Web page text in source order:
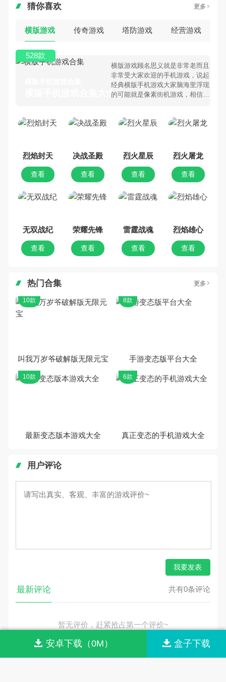
猜你喜欢 更多
横版游戏 传奇游戏 塔防游戏 经营游戏
横版手机游戏合集大全 >
横版游戏顾名思义就是非常老而且
非常受大家欢迎的手机游戏，说起
经典横版手机游戏大家脑海里浮现
的可能就是像素街机游戏，相信很
版手机游戏有哪些呢？游戏今天，
集，欢迎大家前来选择下载体验
528款
烈焰封天
查看
决战圣殿
查看
烈火星辰
查看
烈火屠龙
查看
无双战纪
查看
荣耀先锋
查看
雷霆战魂
查看
烈焰雄心
查看
热门合集 更多
叫我万岁爷破解版无限元宝
10款
手游变态版平台大全
8款
最新变态版本游戏大全
10款
真正变态的手机游戏大全
6款
用户评论
我要发表
最新评论 共有0条评论
暂无评价，赶紧抢占第一个评价~
安卓下载（0M） 盒子下载